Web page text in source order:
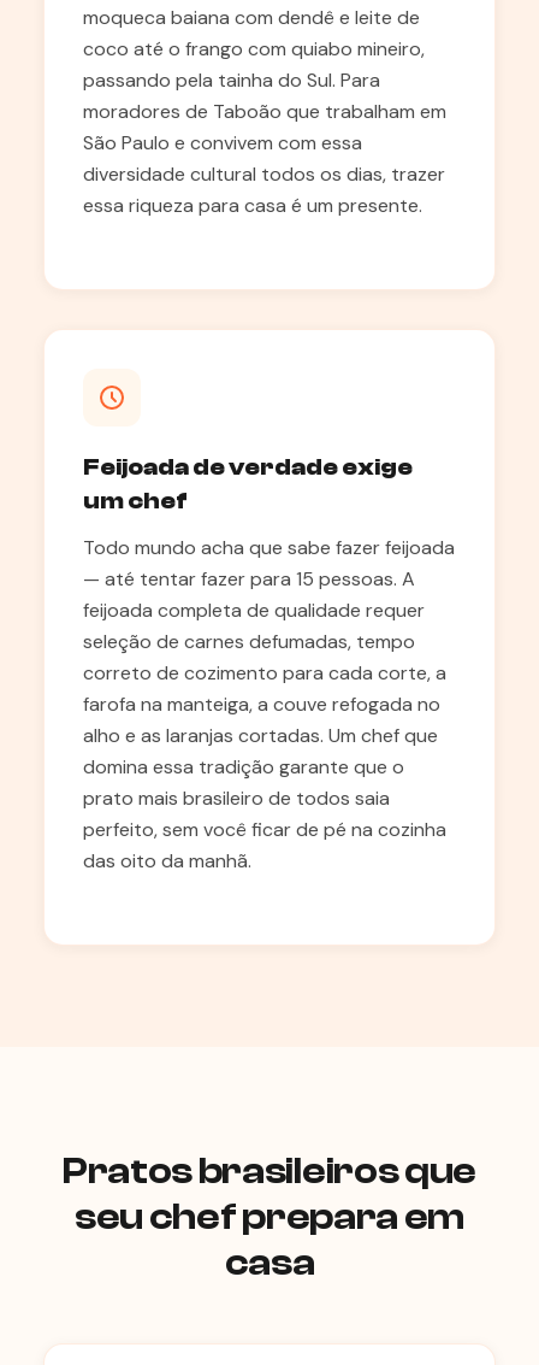
moqueca baiana com dendê e leite de
coco até o frango com quiabo mineiro,
passando pela tainha do Sul. Para
moradores de Taboão que trabalham em
São Paulo e convivem com essa
diversidade cultural todos os dias, trazer
essa riqueza para casa é um presente.
Feijoada de verdade exige
um chef
Todo mundo acha que sabe fazer feijoada
— até tentar fazer para 15 pessoas. A
feijoada completa de qualidade requer
seleção de carnes defumadas, tempo
correto de cozimento para cada corte, a
farofa na manteiga, a couve refogada no
alho e as laranjas cortadas. Um chef que
domina essa tradição garante que o
prato mais brasileiro de todos saia
perfeito, sem você ficar de pé na cozinha
das oito da manhã.
Pratos brasileiros que
seu chef prepara em
casa